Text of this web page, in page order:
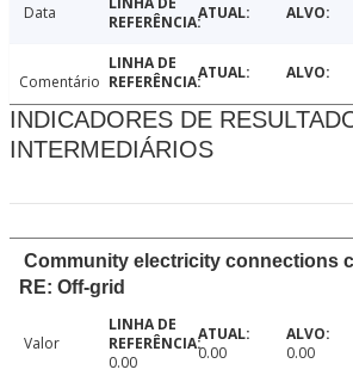
Data
Comentário
INDICADORES DE
INTERMEDIÁRIOS
Community electricity connections
RE: Off-grid
Valor
0.00
0.00 0.00